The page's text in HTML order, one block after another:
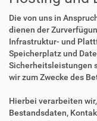
Die von uns in
dienen der
Infrastruktur- und
Speicherplatz und
Sicherheitsleistungen
wir zum Zwecke des
Hierbei verarbeiten
Bestandsdaten,